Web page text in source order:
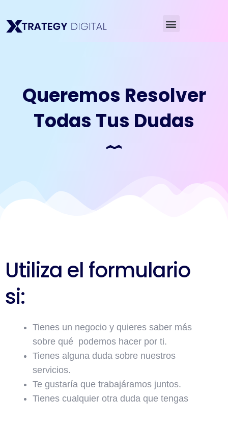
al
contenido
Menú
Queremos Resolver
Todas Tus Dudas
Utiliza el formulario
si:
Tienes un negocio y quieres saber más
sobre qué podemos hacer por ti.
Tienes alguna duda sobre nuestros
servicios.
Te gustaría que trabajáramos juntos.
Tienes cualquier otra duda que tengas